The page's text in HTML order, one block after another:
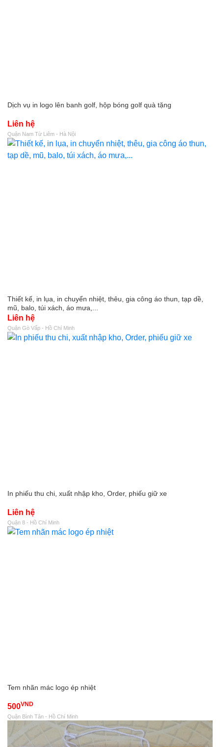
Dịch vụ in logo lên banh golf, hộp bóng golf quà tặng
Liên hệ
Quận Nam Từ Liêm - Hà Nội
Thiết kế, in lụa, in chuyển nhiệt, thêu, gia công áo thun, tạp dề,
mũ, balo, túi xách, áo mưa,...
Liên hệ
Quận Gò Vấp - Hồ Chí Minh
In phiếu thu chi, xuất nhập kho, Order, phiếu giữ xe
Liên hệ
Quận 8 - Hồ Chí Minh
Tem nhãn mác logo ép nhiệt
500VND
Quận Bình Tân - Hồ Chí Minh